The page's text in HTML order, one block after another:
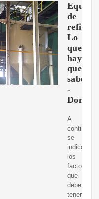
Equipo
de
Lo
que
hay
que
saber
-
A
se
indican
los
factores
que
debe
tener